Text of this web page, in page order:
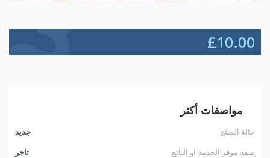
£10.00
مواصفات أكثر
حالة المنتج
جديد
صفة موفر الخدمة او البائع
تاجر